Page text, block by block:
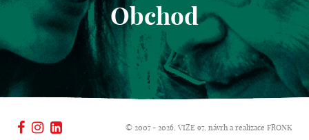
Obchod
© 2007 - 2026, VIZE 97, návrh a realizace FRONK